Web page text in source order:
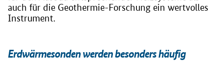
auch für die Geothermie-Forschung ein wertvolles
Instrument.
Erdwärmesonden werden besonders häufig